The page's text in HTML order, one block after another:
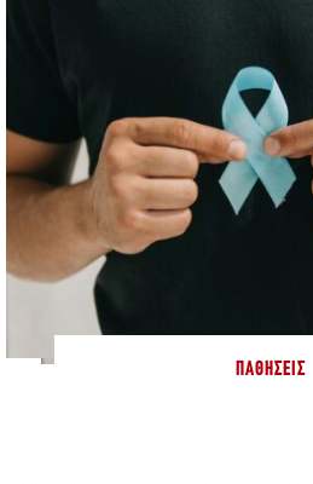
ΠΑΘΉΣΕΙΣ